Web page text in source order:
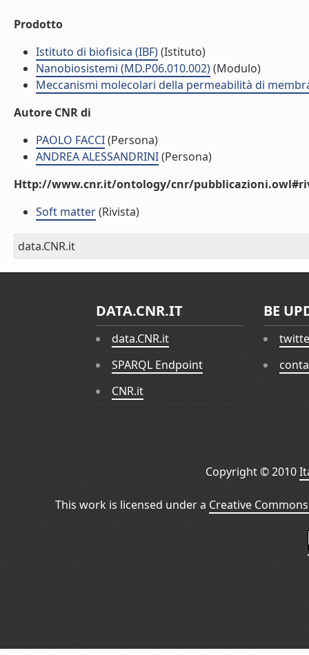
Prodotto
Istituto di biofisica (IBF)(Istituto)
Nanobiosistemi (MD.P06.010.002)(Modulo)
Meccanismi molecolari della permeabilità di
Autore CNR di
PAOLO FACCI(Persona)
ANDREA ALESSANDRINI(Persona)
Http://www.cnr.it/ontology/cnr/
Soft matter(Rivista)
data.CNR.it
DATA.CNR.IT
data.CNR.it
SPARQL Endpoint
CNR.it
BE
Copyright © 2010
This work is licensed under a Creative